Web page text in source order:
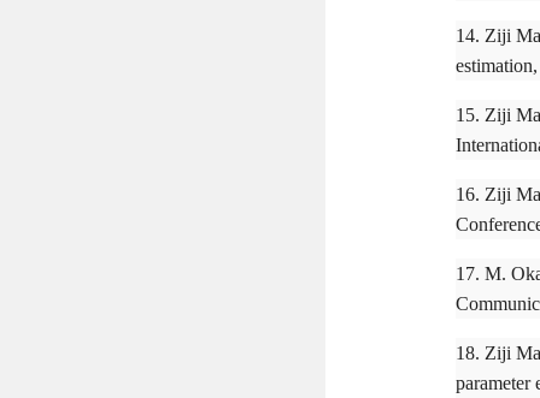
14. Ziji
15. Ziji
16. Ziji
17. M.
18. Ziji
parameter